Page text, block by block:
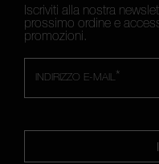
Iscriviti alla nostra
prossimo ordine e
promozioni.
*
INDIRIZZO E-MAIL